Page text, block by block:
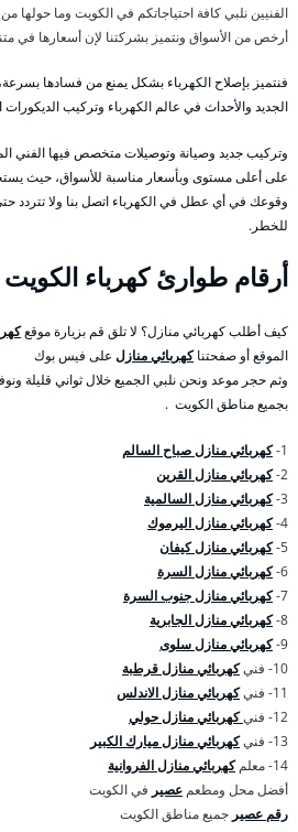
الفنيين نلبي كافة احتياجاتكم في الكويت وما حولها
أرخص من الأسواق ونتميز بشركتنا لإن أسعارها في
فنتميز بإصلاح الكهرباء بشكل يمنع من فسادها
الجديد والأحداث في عالم الكهرباء وتركيب
وتركيب جديد وصيانة وتوصيلات متخصص فيها الفني
على أعلى مستوى وبأسعار مناسبة للأسواق، حيث
وقوعك في أي عطل في الكهرباء اتصل بنا ولا تتردد
للخطر.
أرقام طوارئ كهرباء الكويت
كيف أطلب كهربائي منازل؟ لا تلق قم بزيارة موقع
الموقع أو صفحتناكهربائي منازل على فيس بوك
وثم حجر موعد ونحن نلبي الجميع خلال ثواني قليلة
بجميع مناطق الكويت .
1- كهربائي منازل صباح السالم
2- كهربائي منازل القرين
3- كهربائي منازل السالمية
4- كهربائي منازل اليرموك
5- كهربائي منازل كيفان
6- كهربائي منازل السرة
7- كهربائي منازل جنوب السرة
8- كهربائي منازل الجابرية
9- كهربائي منازل سلوى
10- فني
كهربائي منازل قرطبة
11- فني
كهربائي منازل الاندلس
12- فني
كهربائي منازل حولي
13- فني
كهربائي منازل ميارك الكبير
14- معلم
كهربائي منازل الفروانية
أفضل محل ومطعم عصير في الكويت
رقم عصير جميع مناطق الكويت